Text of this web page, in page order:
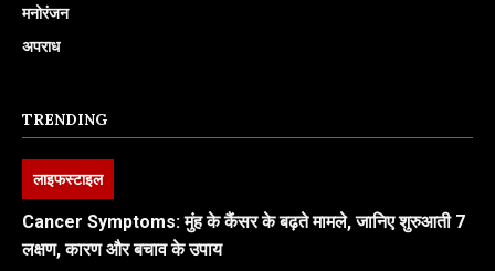
मनोरंजन
अपराध
TRENDING
लाइफस्टाइल
Cancer Symptoms: मुंह के कैंसर के बढ़ते मामले, जानिए शुरुआती 7
लक्षण, कारण और बचाव के उपाय